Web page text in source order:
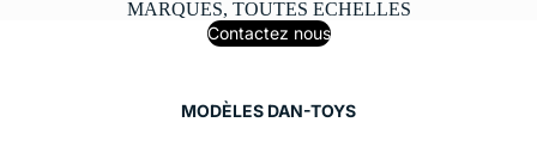
MODÈLES DAN-TOYS
MARQUES, TOUTES ECHELLES
Contactez nous